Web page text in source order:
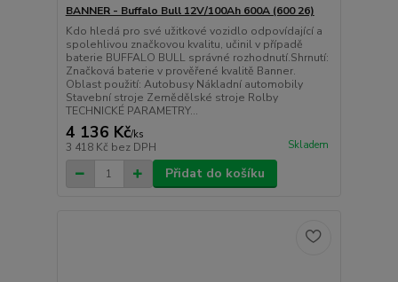
BANNER - Buffalo Bull 12V/100Ah 600A (600 26)
Kdo hledá pro své užitkové vozidlo odpovídající a
spolehlivou značkovou kvalitu, učinil v případě
baterie BUFFALO BULL správné rozhodnutí.Shrnutí:
Značková baterie v prověřené kvalitě Banner.
Oblast použití: Autobusy Nákladní automobily
Stavební stroje Zemědělské stroje Rolby
TECHNICKÉ PARAMETRY...
4 136 Kč/ks
3 418 Kč bez DPH Skladem
Přidat do košíku